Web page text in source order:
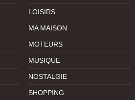
LOISIRS
MA MAISON
MOTEURS
MUSIQUE
NOSTALGIE
SHOPPING